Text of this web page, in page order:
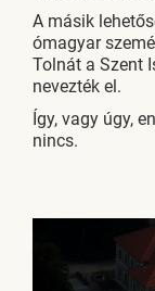
A másik
ómagyar
Tolnát a Szent
nevezték el.
Így, vagy úgy,
nincs.